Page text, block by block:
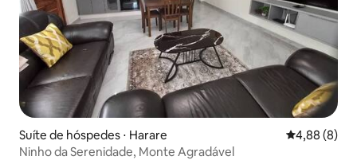
Suíte de hóspedes ⋅ Harare 4,88 de uma
4,88 (8)
Ninho da Serenidade, Monte Agradável